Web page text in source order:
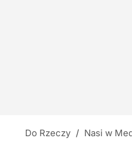
Do Rzeczy / Nasi w